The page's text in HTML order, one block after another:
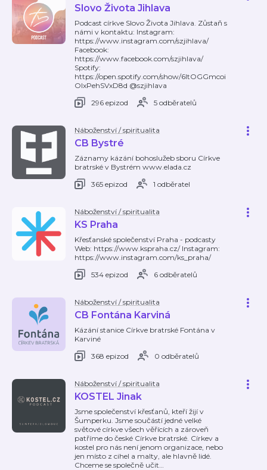
Slovo Života Jihlava
Podcast církve Slovo Života Jihlava. Zůstaň s
námi v kontaktu: Instagram:
https://www.instagram.com/szjihlava/
Facebook:
https://www.facebook.com/szjihlava/
Spotify:
https://open.spotify.com/show/6ltOGGmcoi
OIxPehSVxD8d @szjihlava
296 epizod
5 odběratelů
Náboženství / spiritualita
CB Bystré
Záznamy kázání bohoslužeb sboru Církve
bratrské v Bystrém www.elada.cz
365 epizod
1 odběratel
Náboženství / spiritualita
KS Praha
Křesťanské společenství Praha - podcasty
Web: https://www.kspraha.cz/ Instagram:
https://www.instagram.com/ks_praha/
534 epizod
6 odběratelů
Náboženství / spiritualita
CB Fontána Karviná
Kázání stanice Církve bratrské Fontána v
Karviné
368 epizod
0 odběratelů
Náboženství / spiritualita
KOSTEL Jinak
Jsme společenství křesťanů, kteří žijí v
Šumperku. Jsme součástí jedné velké
světové církve všech věřících a zároveň
patříme do české Církve bratrské. Církev a
kostel pro nás není jenom organizace, nebo
jen místo z cihel a malty, ale hlavně lidé.
Chceme se společně učit…